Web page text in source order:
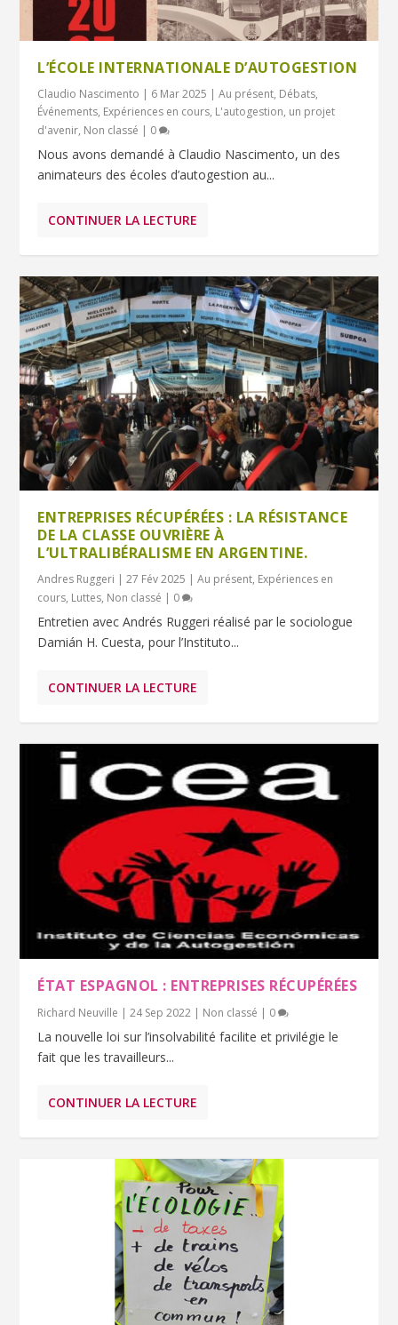
L’ÉCOLE INTERNATIONALE D’AUTOGESTION
Claudio Nascimento | 6 Mar 2025 |Au présent, Débats,
Événements, Expériences en cours, L'autogestion, un projet
d'avenir, Non classé | 0
Nous avons demandé à Claudio Nascimento, un des
animateurs des écoles d’autogestion au...
CONTINUER LA LECTURE
ENTREPRISES RÉCUPÉRÉES : LA RÉSISTANCE
DE LA CLASSE OUVRIÈRE À
L’ULTRALIBÉRALISME EN ARGENTINE.
Andres Ruggeri |27 Fév 2025 |Au présent, Expériences en
cours, Luttes, Non classé | 0
Entretien avec Andrés Ruggeri réalisé par le sociologue
Damián H. Cuesta, pour l’Instituto...
CONTINUER LA LECTURE
ÉTAT ESPAGNOL : ENTREPRISES RÉCUPÉRÉES
Richard Neuville |24 Sep 2022 | Non classé | 0
La nouvelle loi sur l’insolvabilité facilite et privilégie le
fait que les travailleurs...
CONTINUER LA LECTURE